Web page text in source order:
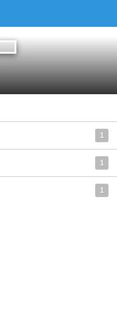
1
1
1